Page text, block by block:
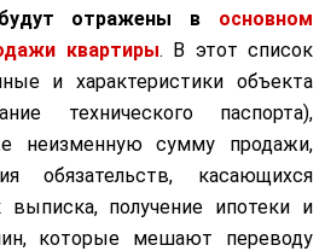
отражены в основном
квартиры. В этот список
и характеристики объекта
технического паспорта),
неизменную сумму продажи,
обязательств, касающихся
выписка, получение ипотеки и
которые мешают переводу